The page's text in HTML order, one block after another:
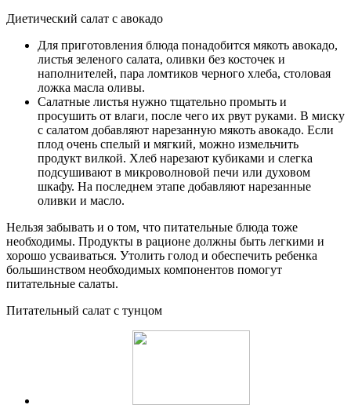
Диетический салат с авокадо
Для приготовления блюда понадобится мякоть авокадо,
листья зеленого салата, оливки без косточек и
наполнителей, пара ломтиков черного хлеба, столовая
ложка масла оливы.
Салатные листья нужно тщательно промыть и
просушить от влаги, после чего их рвут руками. В миску
с салатом добавляют нарезанную мякоть авокадо. Если
плод очень спелый и мягкий, можно измельчить
продукт вилкой. Хлеб нарезают кубиками и слегка
подсушивают в микроволновой печи или духовом
шкафу. На последнем этапе добавляют нарезанные
оливки и масло.
Нельзя забывать и о том, что питательные блюда тоже
необходимы. Продукты в рационе должны быть легкими и
хорошо усваиваться. Утолить голод и обеспечить ребенка
большинством необходимых компонентов помогут
питательные салаты.
Питательный салат с тунцом